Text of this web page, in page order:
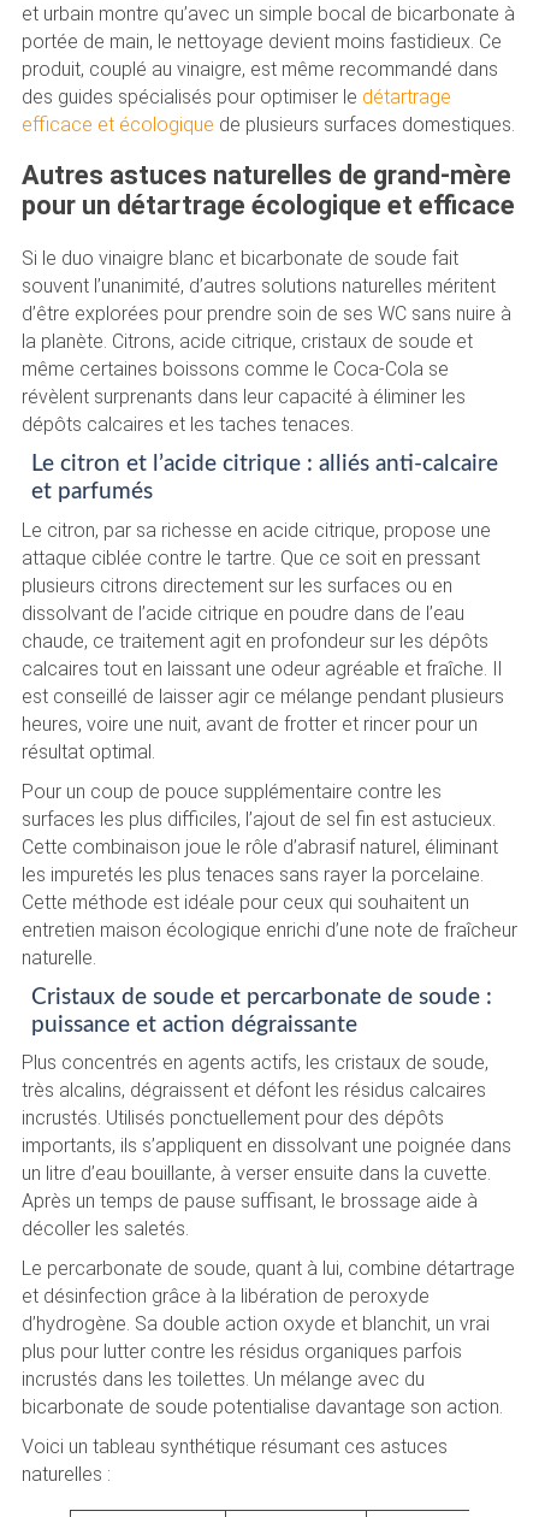
et urbain montre qu’avec un simple bocal de bicarbonate à
portée de main, le nettoyage devient moins fastidieux. Ce
produit, couplé au vinaigre, est même recommandé dans
des guides spécialisés pour optimiser le détartrage
efficace et écologique de plusieurs surfaces domestiques.
Autres astuces naturelles de grand-mère
pour un détartrage écologique et efficace
Si le duo vinaigre blanc et bicarbonate de soude fait
souvent l’unanimité, d’autres solutions naturelles méritent
d’être explorées pour prendre soin de ses WC sans nuire à
la planète. Citrons, acide citrique, cristaux de soude et
même certaines boissons comme le Coca-Cola se
révèlent surprenants dans leur capacité à éliminer les
dépôts calcaires et les taches tenaces.
Le citron et l’acide citrique : alliés anti-calcaire
et parfumés
Le citron, par sa richesse en acide citrique, propose une
attaque ciblée contre le tartre. Que ce soit en pressant
plusieurs citrons directement sur les surfaces ou en
dissolvant de l’acide citrique en poudre dans de l’eau
chaude, ce traitement agit en profondeur sur les dépôts
calcaires tout en laissant une odeur agréable et fraîche. Il
est conseillé de laisser agir ce mélange pendant plusieurs
heures, voire une nuit, avant de frotter et rincer pour un
résultat optimal.
Pour un coup de pouce supplémentaire contre les
surfaces les plus difficiles, l’ajout de sel fin est astucieux.
Cette combinaison joue le rôle d’abrasif naturel, éliminant
les impuretés les plus tenaces sans rayer la porcelaine.
Cette méthode est idéale pour ceux qui souhaitent un
entretien maison écologique enrichi d’une note de fraîcheur
naturelle.
Cristaux de soude et percarbonate de soude :
puissance et action dégraissante
Plus concentrés en agents actifs, les cristaux de soude,
très alcalins, dégraissent et défont les résidus calcaires
incrustés. Utilisés ponctuellement pour des dépôts
importants, ils s’appliquent en dissolvant une poignée dans
un litre d’eau bouillante, à verser ensuite dans la cuvette.
Après un temps de pause suffisant, le brossage aide à
décoller les saletés.
Le percarbonate de soude, quant à lui, combine détartrage
et désinfection grâce à la libération de peroxyde
d’hydrogène. Sa double action oxyde et blanchit, un vrai
plus pour lutter contre les résidus organiques parfois
incrustés dans les toilettes. Un mélange avec du
bicarbonate de soude potentialise davantage son action.
Voici un tableau synthétique résumant ces astuces
naturelles :